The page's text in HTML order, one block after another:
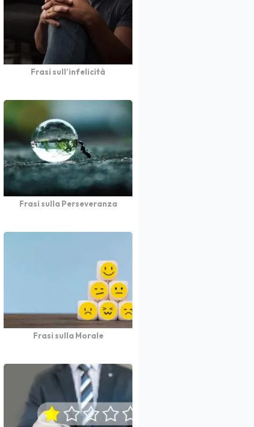
Frasi sull’infelicità
Frasi sulla Perseveranza
Frasi sulla Morale